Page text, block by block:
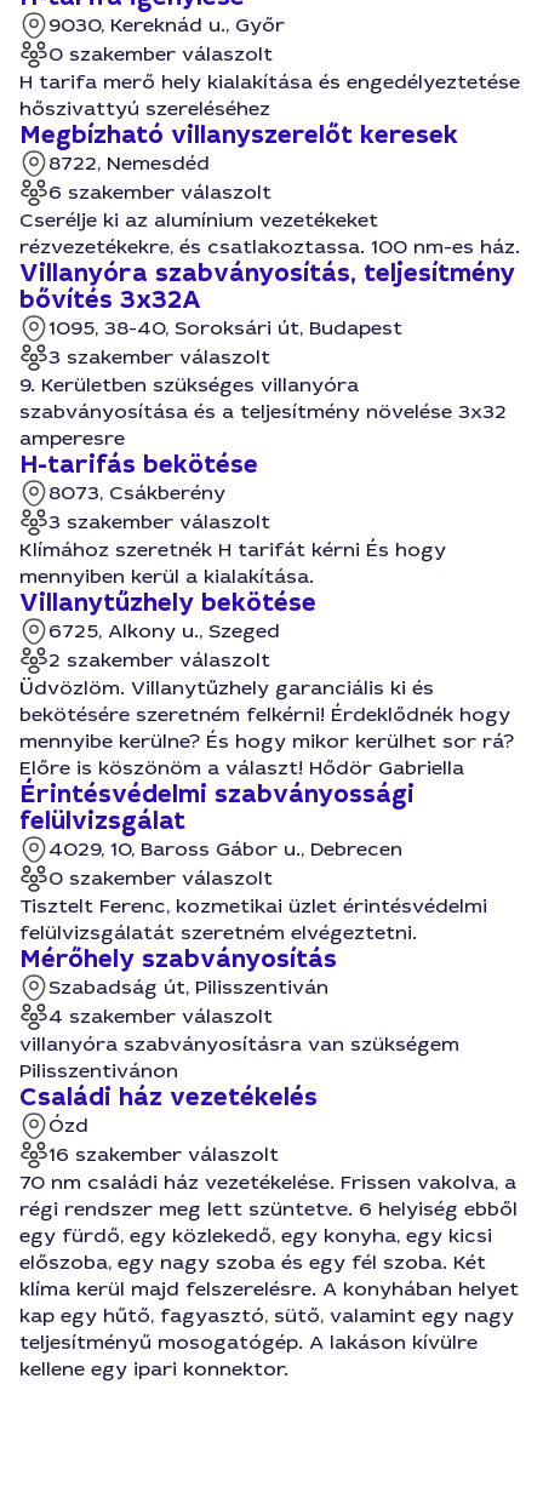
9030, Kereknád u., Győr
0 szakember válaszolt
H tarifa merő hely kialakítása és engedélyeztetése
hőszivattyú szereléséhez
Megbízható villanyszerelőt keresek
8722, Nemesdéd
6 szakember válaszolt
Cserélje ki az alumínium vezetékeket
rézvezetékekre, és csatlakoztassa. 100 nm-es ház.
Villanyóra szabványosítás, teljesítmény
bővítés 3x32A
1095, 38-40, Soroksári út, Budapest
3 szakember válaszolt
9. Kerületben szükséges villanyóra
szabványosítása és a teljesítmény növelése 3x32
amperesre
H-tarifás bekötése
8073, Csákberény
3 szakember válaszolt
Klímához szeretnék H tarifát kérni És hogy
mennyiben kerül a kialakítása.
Villanytűzhely bekötése
6725, Alkony u., Szeged
2 szakember válaszolt
Üdvözlöm. Villanytűzhely garanciális ki és
bekötésére szeretném felkérni! Érdeklődnék hogy
mennyibe kerülne? És hogy mikor kerülhet sor rá?
Előre is köszönöm a választ! Hődör Gabriella
Érintésvédelmi szabványossági
felülvizsgálat
4029, 10, Baross Gábor u., Debrecen
0 szakember válaszolt
Tisztelt Ferenc, kozmetikai üzlet érintésvédelmi
felülvizsgálatát szeretném elvégeztetni.
Mérőhely szabványosítás
Szabadság út, Pilisszentiván
4 szakember válaszolt
villanyóra szabványosításra van szükségem
Pilisszentivánon
Családi ház vezetékelés
Ózd
16 szakember válaszolt
70 nm családi ház vezetékelése. Frissen vakolva, a
régi rendszer meg lett szüntetve. 6 helyiség ebből
egy fürdő, egy közlekedő, egy konyha, egy kicsi
előszoba, egy nagy szoba és egy fél szoba. Két
klíma kerül majd felszerelésre. A konyhában helyet
kap egy hűtő, fagyasztó, sütő, valamint egy nagy
teljesítményű mosogatógép. A lakáson kívülre
kellene egy ipari konnektor.